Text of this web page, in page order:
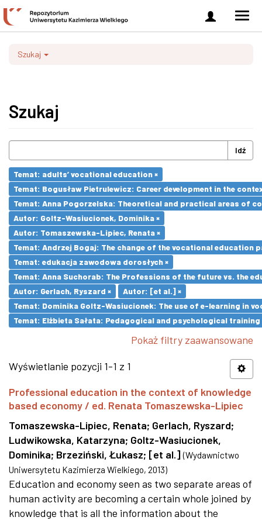
Zaloguj
się
Szukaj
Szukaj
Idź
Temat: adults’ vocational education ×
Temat: Bogusław Pietrulewicz: Career development in the
Temat: Anna Pogorzelska: Theoretical and practical areas of
Autor: Goltz-Wasiucionek, Dominika ×
Autor: Tomaszewska-Lipiec, Renata ×
Temat: Andrzej Bogaj: The change of the vocational education
Temat: edukacja zawodowa dorosłych ×
Temat: Anna Suchorab: The Professions of the future vs. the
Autor: Gerlach, Ryszard ×
Autor: [et al.] ×
Temat: Dominika Goltz-Wasiucionek: The use of e-learning in
Temat: Elżbieta Sałata: Pedagogical and psychological
Pokaż filtry zaawansowane
Wyświetlanie pozycji 1-1 z 1
Professional education in the context of knowledge
based economy / ed. Renata Tomaszewska-Lipiec
Tomaszewska-Lipiec, Renata; Gerlach, Ryszard;
Ludwikowska, Katarzyna; Goltz-Wasiucionek,
Dominika; Brzeziński, Łukasz; [et al.] (Wydawnictwo
Uniwersytetu Kazimierza Wielkiego, 2013)
Education and economy seen as two separate areas of
human activity are becoming a certain whole joined by
knowledge that is all the information about the